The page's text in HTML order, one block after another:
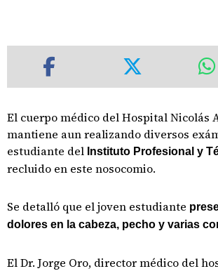
El cuerpo médico del Hospital Nicolás
mantiene aun realizando diversos
estudiante del Instituto Profesional y
recluido en este nosocomio.
Se detalló que el joven estudiante
dolores en la cabeza, pecho y varias
El Dr. Jorge Oro, director médico del